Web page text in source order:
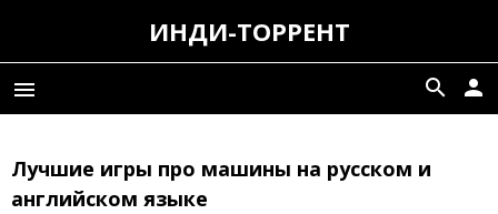
ИНДИ-ТОРРЕНТ
menu person
search
Лучшие игры про машины на русском и
английском языке